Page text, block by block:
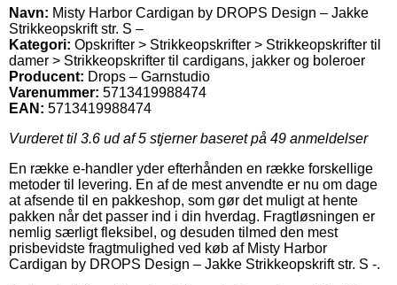
Navn: Misty Harbor Cardigan by DROPS Design – Jakke
Strikkeopskrift str. S –
Kategori: Opskrifter > Strikkeopskrifter > Strikkeopskrifter til
damer > Strikkeopskrifter til cardigans, jakker og boleroer
Producent: Drops – Garnstudio
Varenummer: 5713419988474
EAN: 5713419988474
Vurderet til 3.6 ud af 5 stjerner baseret på 49 anmeldelser
En række e-handler yder efterhånden en række forskellige
metoder til levering. En af de mest anvendte er nu om dage
at afsende til en pakkeshop, som gør det muligt at hente
pakken når det passer ind i din hverdag. Fragtløsningen er
nemlig særligt fleksibel, og desuden tilmed den mest
prisbevidste fragtmulighed ved køb af Misty Harbor
Cardigan by DROPS Design – Jakke Strikkeopskrift str. S -.